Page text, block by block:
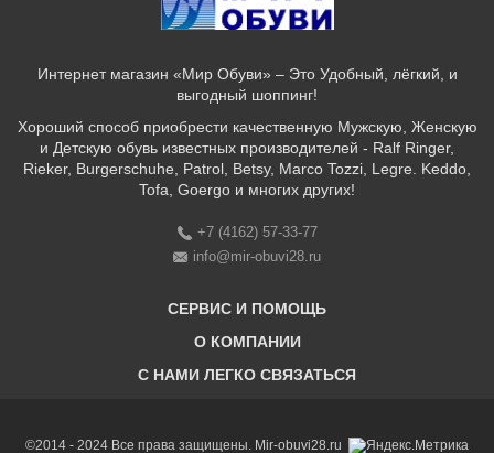
Интернет магазин «Мир Обуви» – Это Удобный, лёгкий, и
выгодный шоппинг!
Хороший способ приобрести качественную Мужскую, Женскую
и Детскую обувь известных производителей - Ralf Ringer,
Rieker, Burgerschuhe, Patrol, Betsy, Marco Tozzi, Legre. Keddo,
Tofa, Goergo и многих других!
+7 (4162) 57-33-77
info@mir-obuvi28.ru
СЕРВИС И ПОМОЩЬ
Бонусная программа
О КОМПАНИИ
C НАМИ ЛЕГКО СВЯЗАТЬСЯ
©2014 - 2024 Все права защищены. Mir-obuvi28.ru